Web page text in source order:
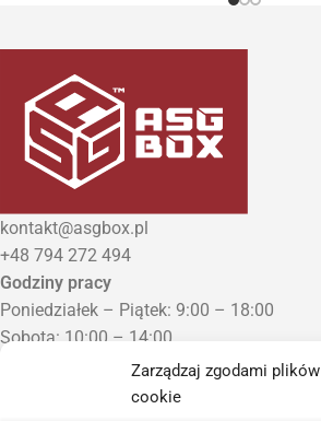
Zarządzaj zgodami plików
cookie
kontakt@asgbox.pl
+48 794 272 494
Godziny pracy
Poniedziałek – Piątek: 9:00 – 18:00
Sobota: 10:00 – 14:00
Niedziela: Zamknięte
Punkt Odbioru zamówień